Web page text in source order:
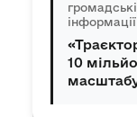
інформації
10